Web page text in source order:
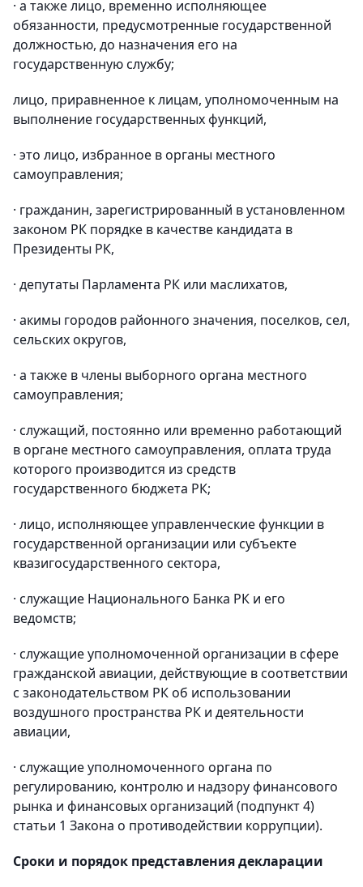
· а также лицо, временно исполняющее
обязанности, предусмотренные государственной
должностью, до назначения его на
государственную службу;
лицо, приравненное к лицам, уполномоченным на
выполнение государственных функций,
· это лицо, избранное в органы местного
самоуправления;
· гражданин, зарегистрированный в установленном
законом РК порядке в качестве кандидата в
Президенты РК,
· депутаты Парламента РК или маслихатов,
· акимы городов районного значения, поселков, сел,
сельских округов,
· а также в члены выборного органа местного
самоуправления;
· служащий, постоянно или временно работающий
в органе местного самоуправления, оплата труда
которого производится из средств
государственного бюджета РК;
· лицо, исполняющее управленческие функции в
государственной организации или субъекте
квазигосударственного сектора,
· служащие Национального Банка РК и его
ведомств;
· служащие уполномоченной организации в сфере
гражданской авиации, действующие в соответствии
с законодательством РК об использовании
воздушного пространства РК и деятельности
авиации,
· служащие уполномоченного органа по
регулированию, контролю и надзору финансового
рынка и финансовых организаций (подпункт 4)
статьи 1 Закона о противодействии коррупции).
Сроки и порядок представления декларации